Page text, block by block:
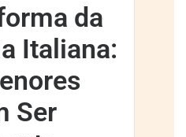
da
Italiana:
Ser